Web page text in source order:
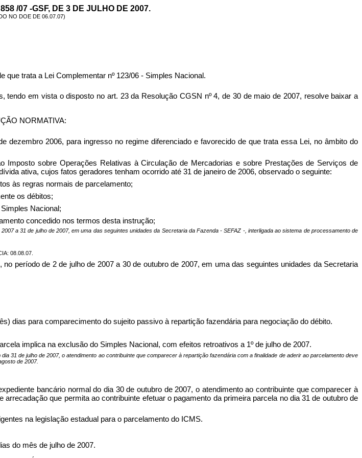
/07 -GSF, DE 3 DE JULHO DE 2007.
NO DOE DE 06.07.07)
trata a Lei Complementar nº 123/06 - Simples Nacional.
em vista o disposto no art. 23 da Resolução CGSN nº 4, de 30 de maio de 2007, resolve baixar a
NORMATIVA:
dezembro 2006, para ingresso no regime diferenciado e favorecido de que trata essa Lei, no âmbito do
sobre Operações Relativas à Circulação de Mercadorias e sobre Prestações de Serviços de
ativa, cujos fatos geradores tenham ocorrido até 31 de janeiro de 2006, observado o seguinte:
às regras normais de parcelamento;
os débitos;
Nacional;
concedido nos termos desta instrução;
a 31 de julho de 2007, em uma das seguintes unidades da Secretaria da Fazenda - SEFAZ -, interligada ao sistema de processamento de
08.08.07.
período de 2 de julho de 2007 a 30 de outubro de 2007, em uma das seguintes unidades da Secretaria
dias para comparecimento do sujeito passivo à repartição fazendária para negociação do débito.
implica na exclusão do Simples Nacional, com efeitos retroativos a 1º de julho de 2007.
31 de julho de 2007, o atendimento ao contribuinte que comparecer à repartição fazendária com a finalidade de aderir ao parcelamento deve
de 2007.
bancário normal do dia 30 de outubro de 2007, o atendimento ao contribuinte que comparecer à
que permita ao contribuinte efetuar o pagamento da primeira parcela no dia 31 de outubro de
na legislação estadual para o parcelamento do ICMS.
do mês de julho de 2007.